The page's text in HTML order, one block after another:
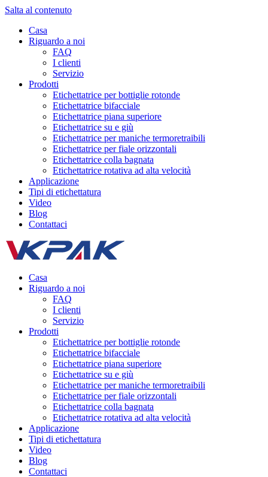
Salta al contenuto
Casa
Riguardo a noi
FAQ
I clienti
Servizio
Prodotti
Etichettatrice per bottiglie rotonde
Etichettatrice bifacciale
Etichettatrice piana superiore
Etichettatrice su e giù
Etichettatrice per maniche termoretraibili
Etichettatrice per fiale orizzontali
Etichettatrice colla bagnata
Etichettatrice rotativa ad alta velocità
Applicazione
Tipi di etichettatura
Video
Blog
Contattaci
Casa
Riguardo a noi
FAQ
I clienti
Servizio
Prodotti
Etichettatrice per bottiglie rotonde
Etichettatrice bifacciale
Etichettatrice piana superiore
Etichettatrice su e giù
Etichettatrice per maniche termoretraibili
Etichettatrice per fiale orizzontali
Etichettatrice colla bagnata
Etichettatrice rotativa ad alta velocità
Applicazione
Tipi di etichettatura
Video
Blog
Contattaci